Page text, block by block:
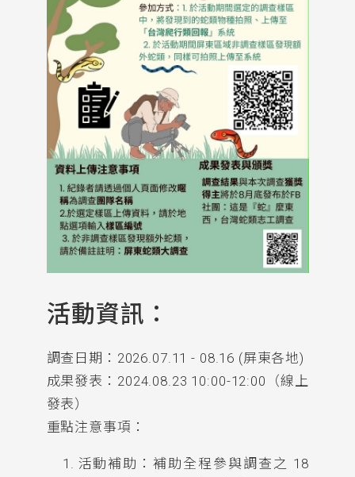
活動資訊：
調查日期：2026.07.11 - 08.16 (屏東各地)
成果發表：2024.08.23 10:00-12:00（線上
發表）
重點注意事項：
活動補助：補助全程參與調查之 18